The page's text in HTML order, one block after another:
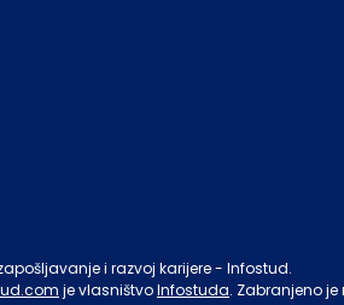
i razvoj karijere - Infostud.
je vlasništvoInfostuda. Zabranjeno